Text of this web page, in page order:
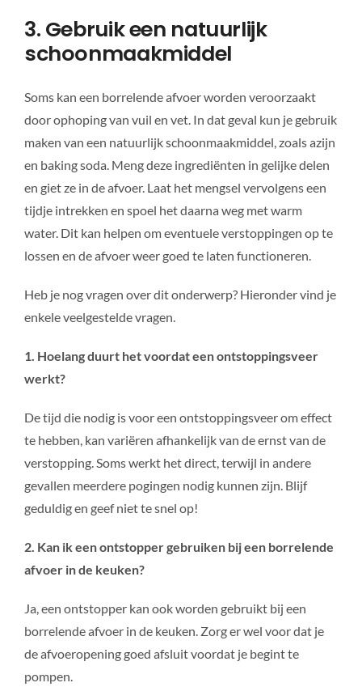
3. Gebruik een natuurlijk
schoonmaakmiddel
Soms kan een borrelende afvoer worden veroorzaakt
door ophoping van vuil en vet. In dat geval kun je gebruik
maken van een natuurlijk schoonmaakmiddel, zoals azijn
en baking soda. Meng deze ingrediënten in gelijke delen
en giet ze in de afvoer. Laat het mengsel vervolgens een
tijdje intrekken en spoel het daarna weg met warm
water. Dit kan helpen om eventuele verstoppingen op te
lossen en de afvoer weer goed te laten functioneren.
Heb je nog vragen over dit onderwerp? Hieronder vind je
enkele veelgestelde vragen.
1. Hoelang duurt het voordat een ontstoppingsveer
werkt?
De tijd die nodig is voor een ontstoppingsveer om effect
te hebben, kan variëren afhankelijk van de ernst van de
verstopping. Soms werkt het direct, terwijl in andere
gevallen meerdere pogingen nodig kunnen zijn. Blijf
geduldig en geef niet te snel op!
2. Kan ik een ontstopper gebruiken bij een borrelende
afvoer in de keuken?
Ja, een ontstopper kan ook worden gebruikt bij een
borrelende afvoer in de keuken. Zorg er wel voor dat je
de afvoeropening goed afsluit voordat je begint te
pompen.